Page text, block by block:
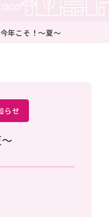
今年こそ！～夏～
らせ